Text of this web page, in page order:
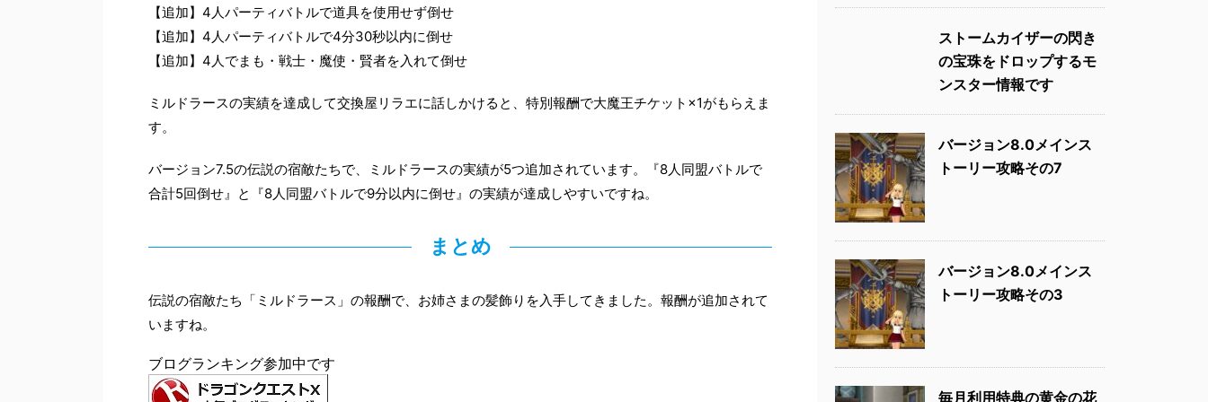
【追加】4人パーティバトルで道具を使用せず倒せ
【追加】4人パーティバトルで4分30秒以内に倒せ
【追加】4人でまも・戦士・魔使・賢者を入れて倒せ
ミルドラースの実績を達成して交換屋リラエに話しかけると、特別報酬で大魔王チケット×1がもらえま
す。
バージョン7.5の伝説の宿敵たちで、ミルドラースの実績が5つ追加されています。『8人同盟バトルで
合計5回倒せ』と『8人同盟バトルで9分以内に倒せ』の実績が達成しやすいですね。
まとめ
伝説の宿敵たち「ミルドラース」の報酬で、お姉さまの髪飾りを入手してきました。報酬が追加されて
いますね。
ブログランキング参加中です
ストームカイザーの閃き
の宝珠をドロップするモ
ンスター情報です
バージョン8.0メインス
トーリー攻略その7
バージョン8.0メインス
トーリー攻略その3
毎月利用特典の黄金の花